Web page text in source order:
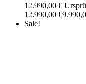
12.990,00€
12.990,00 €
Sale!